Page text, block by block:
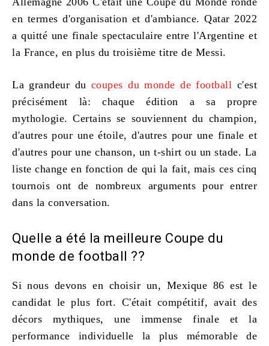
en termes d'organisation et d'ambiance. Qatar 2022
a quitté une finale spectaculaire entre l'Argentine et
la France, en plus du troisième titre de Messi.
La grandeur du coupes du monde de football c'est
précisément là: chaque édition a sa propre
mythologie. Certains se souviennent du champion,
d'autres pour une étoile, d'autres pour une finale et
d'autres pour une chanson, un t-shirt ou un stade. La
liste change en fonction de qui la fait, mais ces cinq
tournois ont de nombreux arguments pour entrer
dans la conversation.
Quelle a été la meilleure Coupe du
monde de football ??
Si nous devons en choisir un, Mexique 86 est le
candidat le plus fort. C'était compétitif, avait des
décors mythiques, une immense finale et la
performance individuelle la plus mémorable de